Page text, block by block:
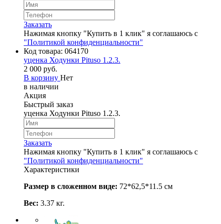
Заказать
Нажимая кнопку "Купить в 1 клик" я соглашаюсь с
"Политикой конфиденциальности"
Код товара: 064170
уценка Ходунки Pituso 1.2.3.
2 000 руб.
В корзину Нет
в наличии
Акция
Быстрый заказ
уценка Ходунки Pituso 1.2.3.
Заказать
Нажимая кнопку "Купить в 1 клик" я соглашаюсь с
"Политикой конфиденциальности"
Характеристики
Размер в сложенном виде: 72*62,5*11.5 см
Вес: 3.37 кг.